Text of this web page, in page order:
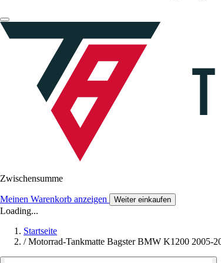
Zwischensumme
Meinen Warenkorb anzeigen Weiter einkaufen
Loading...
Startseite
/ Motorrad-Tankmatte Bagster BMW K1200 2005-